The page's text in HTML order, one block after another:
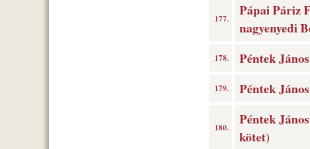
177.
Pápai Páriz
nagyenyedi
178. Péntek
179. Péntek
180.
Péntek
kötet)